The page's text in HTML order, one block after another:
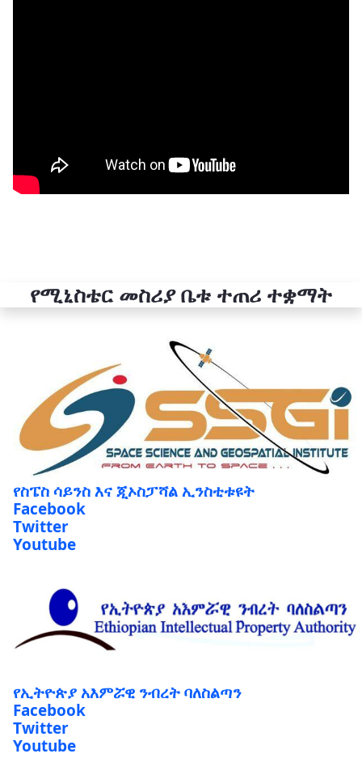
የሚኒስቴር መስሪያ ቤቱ ተጠሪ ተቋማት
የስፔስ ሳይንስ እና ጂኦስፓሻል ኢንስቲቱዩት
Facebook
Twitter
Youtube
የኢትዮጵያ አእምሯዊ ንብረት ባለስልጣን
Facebook
Twitter
Youtube